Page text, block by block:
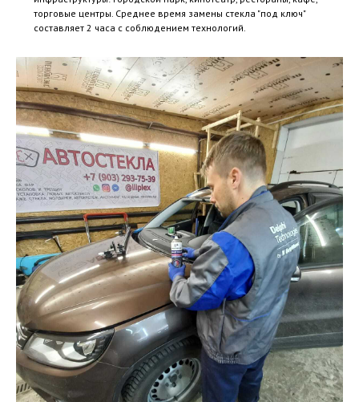
торговые центры. Среднее время замены стекла "под ключ"
составляет 2 часа с соблюдением технологий.